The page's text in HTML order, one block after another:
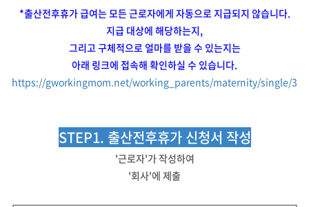
*출산전후휴가 급여는 모든 근로자에게 자동으로 지급되지 않습니다.
지급 대상에 해당하는지,
그리고 구체적으로 얼마를 받을 수 있는지는
아래 링크에 접속해 확인하실 수 있습니다.
https://gworkingmom.net/working_parents/maternity/single/3
STEP1. 출산전후휴가 신청서 작성
'근로자'가 작성하여
'회사'에 제출